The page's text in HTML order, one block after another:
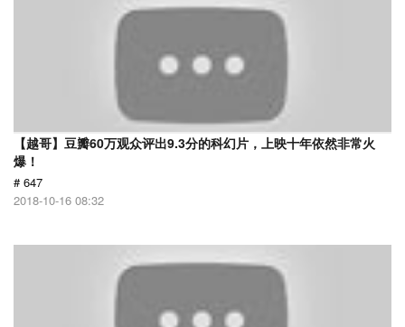
【越哥】豆瓣60万观众评出9.3分的科幻片，上映十年依然非常火
爆！
# 647
2018-10-16 08:32